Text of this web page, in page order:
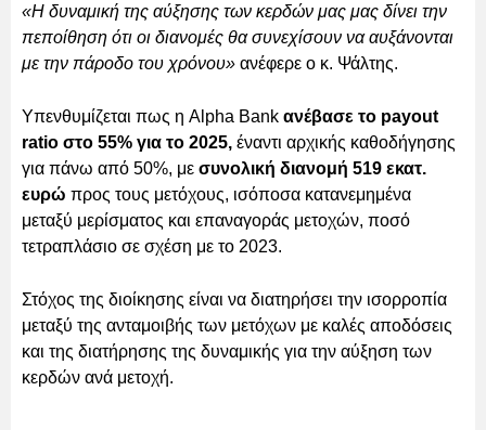
«Η δυναμική της αύξησης των κερδών μας μας δίνει την
πεποίθηση ότι οι διανομές θα συνεχίσουν να αυξάνονται
με την πάροδο του χρόνου» ανέφερε ο κ. Ψάλτης.
Υπενθυμίζεται πως η Alpha Bank ανέβασε το payout
ratio στο 55% για το 2025, έναντι αρχικής καθοδήγησης
για πάνω από 50%, με συνολική διανομή 519 εκατ.
ευρώ προς τους μετόχους, ισόποσα κατανεμημένα
μεταξύ μερίσματος και επαναγοράς μετοχών, ποσό
τετραπλάσιο σε σχέση με το 2023.
Στόχος της διοίκησης είναι να διατηρήσει την ισορροπία
μεταξύ της ανταμοιβής των μετόχων με καλές αποδόσεις
και της διατήρησης της δυναμικής για την αύξηση των
κερδών ανά μετοχή.